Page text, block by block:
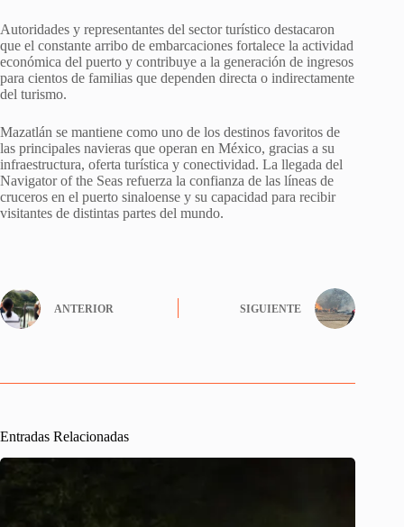
Autoridades y representantes del sector turístico destacaron
que el constante arribo de embarcaciones fortalece la actividad
económica del puerto y contribuye a la generación de ingresos
para cientos de familias que dependen directa o indirectamente
del turismo.
Mazatlán se mantiene como uno de los destinos favoritos de
las principales navieras que operan en México, gracias a su
infraestructura, oferta turística y conectividad. La llegada del
Navigator of the Seas refuerza la confianza de las líneas de
cruceros en el puerto sinaloense y su capacidad para recibir
visitantes de distintas partes del mundo.
ANTERIOR SIGUIENTE
Entradas Relacionadas